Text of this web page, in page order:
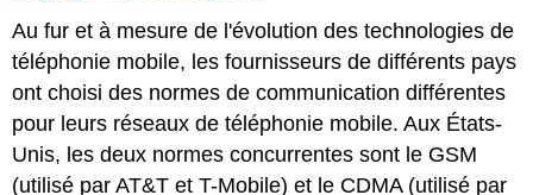
Au fur et à mesure de l'évolution des technologies de
téléphonie mobile, les fournisseurs de différents pays
ont choisi des normes de communication différentes
pour leurs réseaux de téléphonie mobile. Aux États-
Unis, les deux normes concurrentes sont le GSM
(utilisé par AT&T et T-Mobile) et le CDMA (utilisé par